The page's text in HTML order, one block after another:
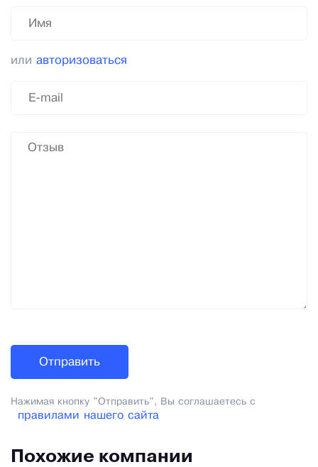
или авторизоваться
Нажимая кнопку "Отправить", Вы соглашаетесь с
правилами нашего сайта
Похожие компании